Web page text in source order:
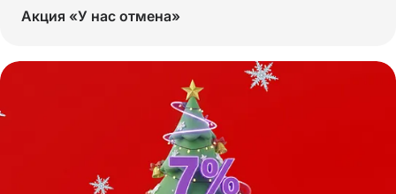
Акция «У нас отмена»